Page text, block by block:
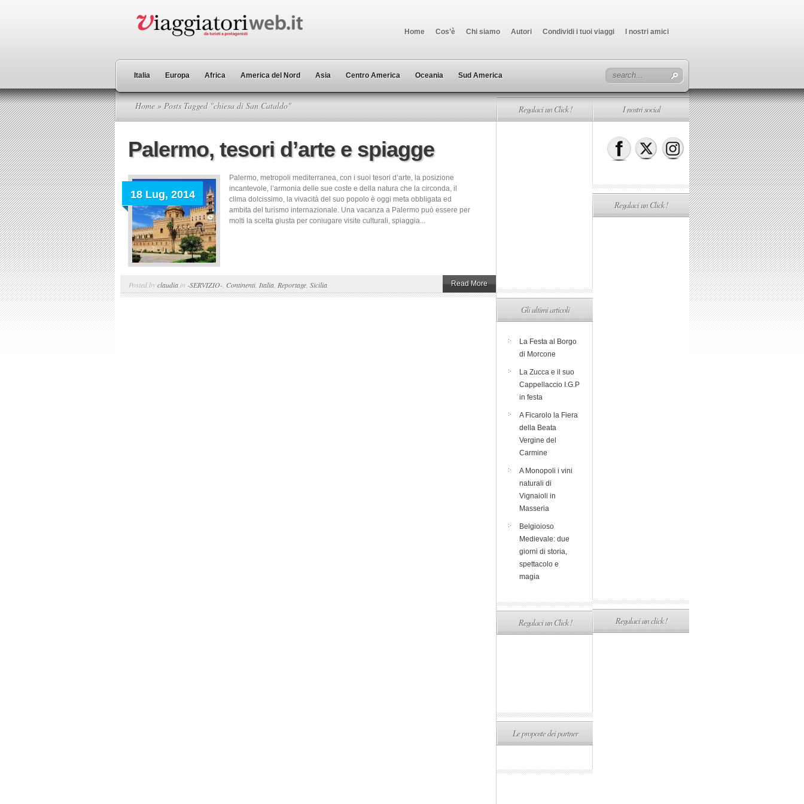
Home Cos’è Chi siamo Autori Condividi i tuoi viaggi I nostri amici
Italia Europa Africa America del Nord Asia Centro America Oceania Sud America
Home » Posts Tagged "chiesa di San Cataldo"
Palermo, tesori d’arte e spiagge
18 Lug, 2014
Palermo, metropoli mediterranea, con i suoi tesori d’arte, la posizione
incantevole, l’armonia delle sue coste e della natura che la circonda, il
clima dolcissimo, la vivacità del suo popolo è oggi meta obbligata ed
ambita del turismo internazionale. Una vacanza a Palermo può essere per
molti la scelta giusta per coniugare visite culturali, spiaggia...
Posted byclaudia in -SERVIZIO- Continenti, Italia Reportage Sicilia Read More
Regalaci un Click !
Gli ultimi articoli
La Festa al Borgo
di Morcone
La Zucca e il suo
Cappellaccio I.G.P
in festa
A Ficarolo la Fiera
della Beata
Vergine del
Carmine
A Monopoli i vini
naturali di
Vignaioli in
Masseria
Belgioioso
Medievale: due
giorni di storia,
spettacolo e
magia
Regalaci un Click !
Le proposte dei partner
I nostri social
Regalaci un Click !
Regalaci un click !